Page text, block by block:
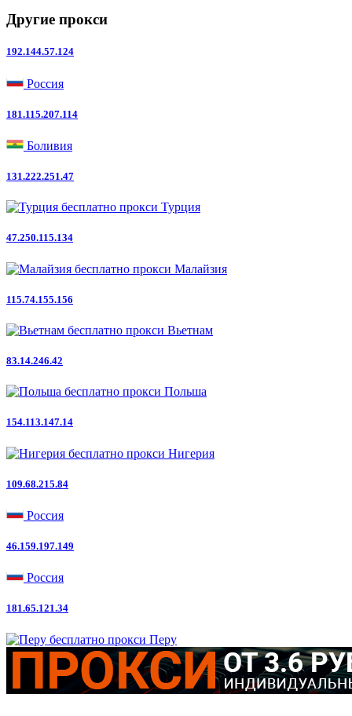
Другие прокси
192.144.57.124
Россия
181.115.207.114
Боливия
131.222.251.47
Турция
47.250.115.134
Малайзия
115.74.155.156
Вьетнам
83.14.246.42
Польша
154.113.147.14
Нигерия
109.68.215.84
Россия
46.159.197.149
Россия
181.65.121.34
Перу